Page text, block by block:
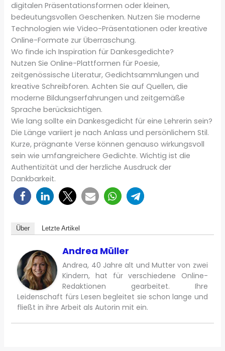
digitalen Präsentationsformen oder kleinen,
bedeutungsvollen Geschenken. Nutzen Sie moderne
Technologien wie Video-Präsentationen oder kreative
Online-Formate zur Überraschung.
Wo finde ich Inspiration für Dankesgedichte?
Nutzen Sie Online-Plattformen für Poesie,
zeitgenössische Literatur, Gedichtsammlungen und
kreative Schreibforen. Achten Sie auf Quellen, die
moderne Bildungserfahrungen und zeitgemäße
Sprache berücksichtigen.
Wie lang sollte ein Dankesgedicht für eine Lehrerin sein?
Die Länge variiert je nach Anlass und persönlichem Stil.
Kurze, prägnante Verse können genauso wirkungsvoll
sein wie umfangreichere Gedichte. Wichtig ist die
Authentizität und der herzliche Ausdruck der
Dankbarkeit.
Über Letzte Artikel
Andrea Müller
Andrea, 40 Jahre alt und Mutter von zwei
Kindern, hat für verschiedene Online-
Redaktionen gearbeitet. Ihre
Leidenschaft fürs Lesen begleitet sie schon lange und
fließt in ihre Arbeit als Autorin mit ein.